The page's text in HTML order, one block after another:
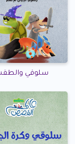
سلوقي